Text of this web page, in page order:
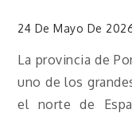
24 De Mayo De
La provincia de
uno de los
el norte de